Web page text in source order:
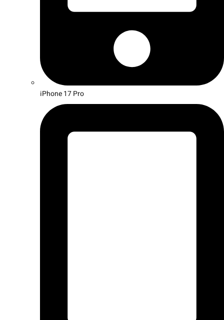
iPhone 17 Pro